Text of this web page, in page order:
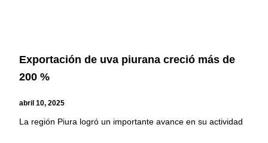
Exportación de uva piurana creció más de
200 %
abril 10, 2025
La región Piura logró un importante avance en su actividad